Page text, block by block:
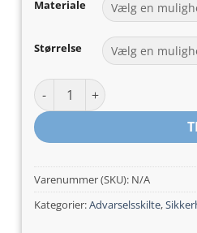
Materiale
Størrelse
Ammoniak antal
Varenummer (SKU): N/A
Kategorier:Advarselsskilte,